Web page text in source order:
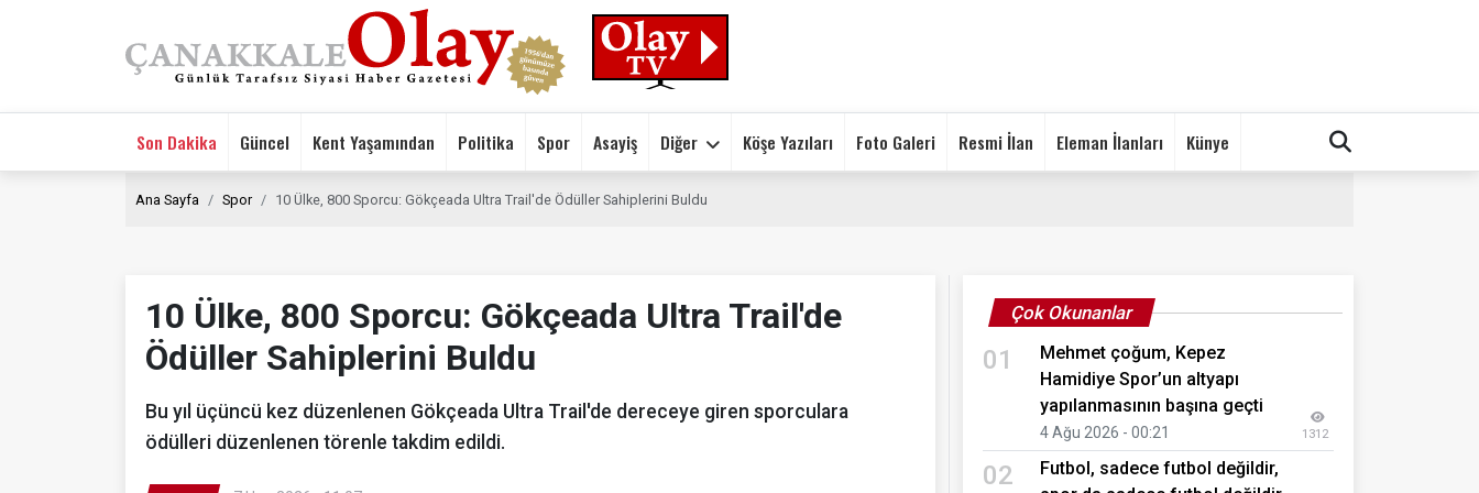
Son Dakika Güncel Kent Yaşamından Politika Spor Asayiş Diğer Köşe Yazıları Foto Galeri Resmi İlan Eleman İlanları Künye
Ana Sayfa Spor 10 Ülke, 800 Sporcu: Gökçeada Ultra Trail'de Ödüller Sahiplerini Buldu
10 Ülke, 800 Sporcu: Gökçeada Ultra Trail'de
Ödüller Sahiplerini Buldu
Bu yıl üçüncü kez düzenlenen Gökçeada Ultra Trail'de dereceye giren sporculara
ödülleri düzenlenen törenle takdim edildi.
Çok Okunanlar
01
Mehmet çoğum, Kepez
Hamidiye Spor’un altyapı
yapılanmasının başına geçti
4 Ağu 2026 - 00:21 1312
02
Futbol, sadece futbol değildir,